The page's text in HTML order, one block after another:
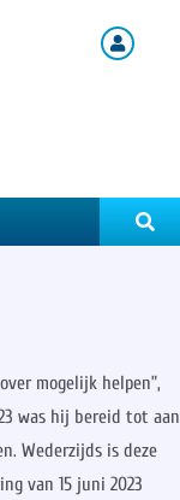
mogelijk helpen”,
was hij bereid tot aan
Wederzijds is deze
van 15 juni 2023